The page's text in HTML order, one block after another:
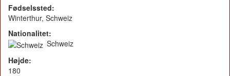
Fødselssted:
Winterthur, Schweiz
Nationalitet:
Schweiz
Højde:
180